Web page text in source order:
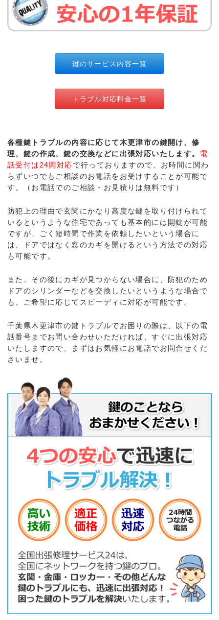
鍵のサービス内容一覧
トラブル対応料金一覧
各種鍵トラブルの内容に応じて木更津市の鍵開け、修
理、鍵の作成、鍵の交換などに出張対応いたします。 電
話受付は24間対応で行っておりますので、お時間に関わ
らずいつでもご相談のお電話をお受けすることが可能で
す。（お電話でのご相談・お見積りは無料です）
防犯上の理由で玄関にかなり高度な鍵を取り付けられて
いるというような住宅であっても基本的には開錠が可能
ですが、ごく短時間で作業を依頼したいという場合に
は、ドアではなく窓のカギを開けるという方法での対応
も可能です。
また、その後にカギが見つからない場合に、防犯のため
ドアのシリンダーなどを交換したいというような場合で
も、ご希望に応じてスピーディに対応が可能です。
千葉県木更津市の鍵トラブルでお困りの際は、以下の電
話番号までお問い合わせいただければ、すぐに出張対応
いたしますので、まずはお気軽にお電話でお問合せくだ
さいませ。